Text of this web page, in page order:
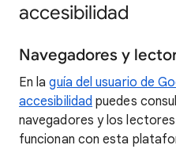
accesibilidad
Navegadores y
En laguía del usuario de
accesibilidad puedes
navegadores y los
funcionan con esta